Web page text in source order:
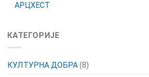
АРЦХЕСТ
КАТЕГОРИЈЕ
КУЛТУРНА ДОБРА (8)